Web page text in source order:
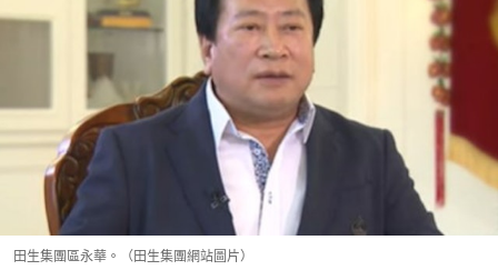
田生集團區永華。（田生集團網站圖片）